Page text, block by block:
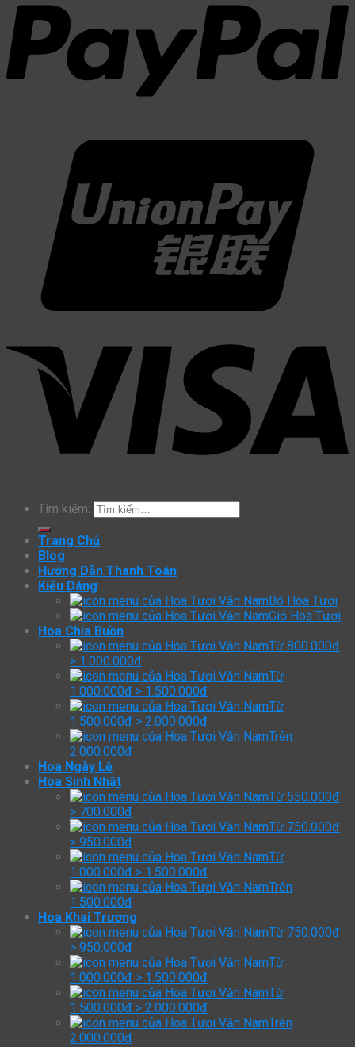
Tìm kiếm:
Trang Chủ
Blog
Hướng Dẫn Thanh Toán
Kiểu Dáng
Bó Hoa Tươi
Giỏ Hoa Tươi
Hoa Chia Buồn
Từ 800.000đ
> 1.000.000đ
Từ
1.000.000đ > 1.500.000đ
Từ
1.500.000đ > 2.000.000đ
Trên
2.000.000đ
Hoa Ngày Lễ
Hoa Sinh Nhật
Từ 550.000đ
> 700.000đ
Từ 750.000đ
> 950.000đ
Từ
1.000.000đ > 1.500.000đ
Trên
1.500.000đ
Hoa Khai Trương
Từ 750.000đ
> 950.000đ
Từ
1.000.000đ > 1.500.000đ
Từ
1.500.000đ > 2.000.000đ
Trên
2.000.000đ